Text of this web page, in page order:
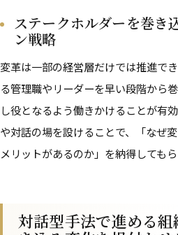
ステークホルダーを巻き
ン戦略
変革は一部の経営層だけでは推進で
る管理職やリーダーを早い段階から
し役となるよう働きかけることが有
や対話の場を設けることで、「なぜ
メリットがあるのか」を納得してもら
対話型手法で進める